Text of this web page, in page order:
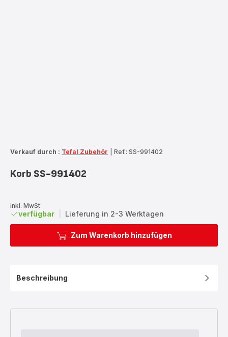
Verkauf durch : Tefal Zubehör Ref.: SS-991402
Korb SS-991402
inkl. MwSt
verfügbar Lieferung in 2-3 Werktagen
Zum Warenkorb hinzufügen
Beschreibung